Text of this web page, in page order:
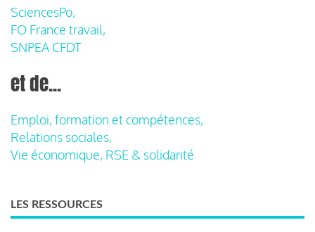
SciencesPo,
FO France travail,
SNPEA CFDT
et de...
Emploi, formation et compétences,
Relations sociales,
Vie économique, RSE & solidarité
LES RESSOURCES